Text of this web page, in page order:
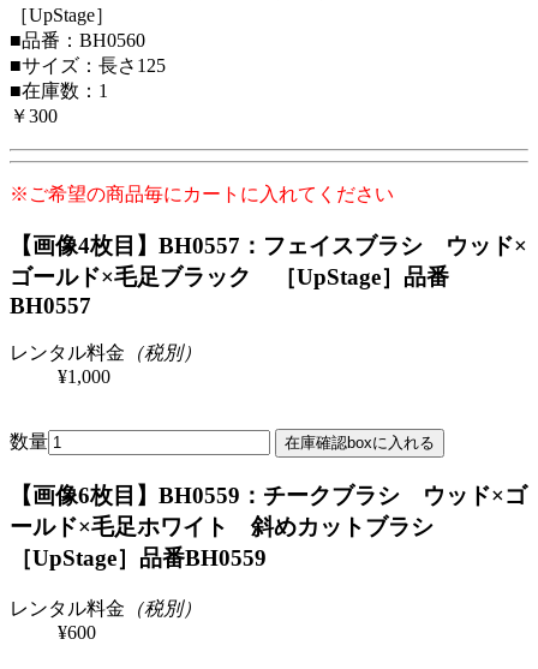
［UpStage］
■品番：BH0560
■サイズ：長さ125
■在庫数：1
￥300
※ご希望の商品毎にカートに入れてください
【画像4枚目】BH0557：フェイスブラシ ウッド×
ゴールド×毛足ブラック ［UpStage］ 品番
BH0557
レンタル料金 （税別）
¥1,000
数量
【画像6枚目】BH0559：チークブラシ ウッド×ゴ
ールド×毛足ホワイト 斜めカットブラシ
［UpStage］ 品番BH0559
レンタル料金 （税別）
¥600